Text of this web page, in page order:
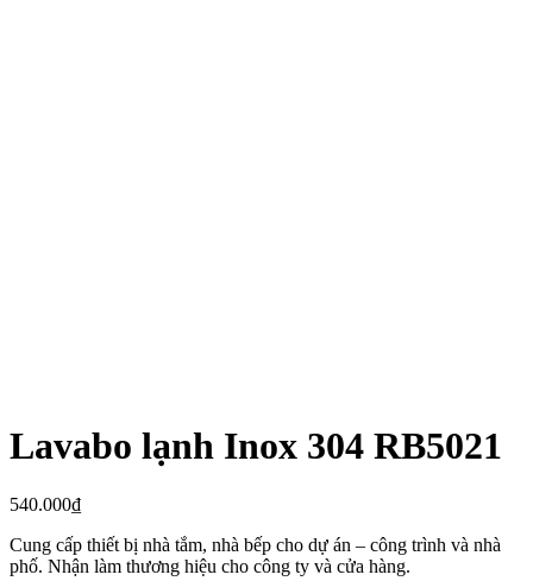
Lavabo lạnh Inox 304 RB5021
540.000₫
Cung cấp thiết bị nhà tắm, nhà bếp cho dự án – công trình và nhà
phố. Nhận làm thương hiệu cho công ty và cửa hàng.